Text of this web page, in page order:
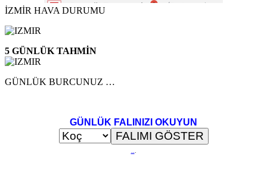
İZMİR HAVA DURUMU
5 GÜNLÜK TAHMİN
GÜNLÜK BURCUNUZ …
GÜNLÜK FALINIZI OKUYUN